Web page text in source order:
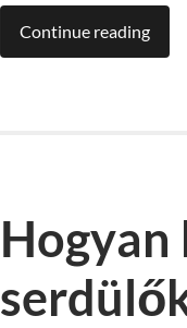
Continue reading
Hogyan